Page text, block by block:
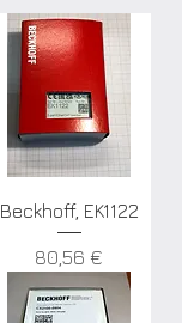
Beckhoff, EK1122
Цена
80,56 €